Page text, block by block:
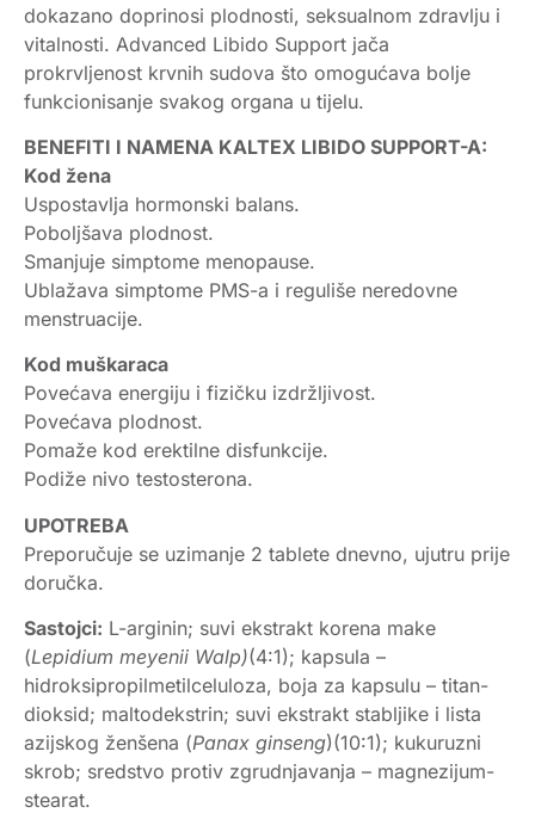
dokazano doprinosi plodnosti, seksualnom zdravlju i
vitalnosti. Advanced Libido Support jača
prokrvljenost krvnih sudova što omogućava bolje
funkcionisanje svakog organa u tijelu.
BENEFITI I NAMENA KALTEX LIBIDO SUPPORT-A:
Kod žena
Uspostavlja hormonski balans.
Poboljšava plodnost.
Smanjuje simptome menopause.
Ublažava simptome PMS-a i reguliše neredovne
menstruacije.
Kod muškaraca
Povećava energiju i fizičku izdržljivost.
Povećava plodnost.
Pomaže kod erektilne disfunkcije.
Podiže nivo testosterona.
UPOTREBA
Preporučuje se uzimanje 2 tablete dnevno, ujutru prije
doručka.
Sastojci: L-arginin; suvi ekstrakt korena make
(Lepidium meyenii Walp)(4:1); kapsula –
hidroksipropilmetilceluloza, boja za kapsulu – titan-
dioksid; maltodekstrin; suvi ekstrakt stabljike i lista
azijskog ženšena (Panax ginseng)(10:1); kukuruzni
skrob; sredstvo protiv zgrudnjavanja – magnezijum-
stearat.